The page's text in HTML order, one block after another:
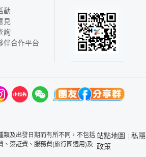
動
見
詢
伴合作平台
類及出發日期而有所不同，不包括
簽証費、服務費(旅行團適用)及
站點地圖 | 私隱
政策